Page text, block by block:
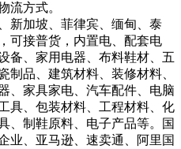
流方式。
加坡、菲律宾、缅甸、泰
可接普货，内置电、配套电
备、家用电器、布料鞋材、五
制品、建筑材料、装修材料、
、家具家电、汽车配件、电脑
具、包装材料、工程材料、化
、制鞋原料、电子产品等。国
业、亚马逊、速卖通、阿里国